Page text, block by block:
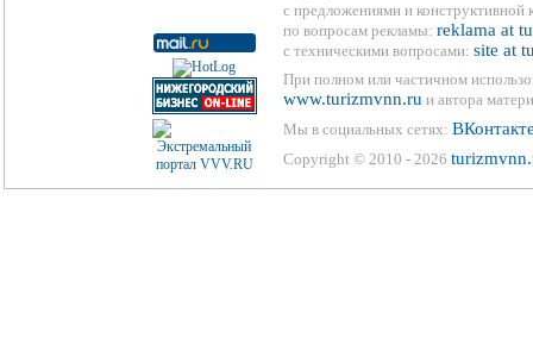
с предложениями и конструктивной
по вопросам рекламы: reklama at
с техническими вопросами: site at
При полном или частичном
www.turizmvnn.ru и автора
Мы в социальных сетях:
Copyright © 2010 - 2026